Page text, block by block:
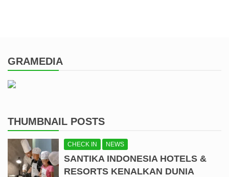
GRAMEDIA
THUMBNAIL POSTS
CHECK IN NEWS
SANTIKA INDONESIA HOTELS &
RESORTS KENALKAN DUNIA